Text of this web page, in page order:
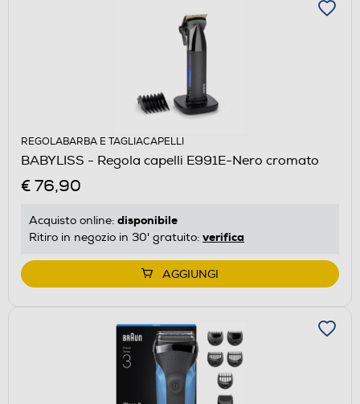
REGOLABARBA E TAGLIACAPELLI
BABYLISS - Regola capelli E991E-Nero cromato
€ 76,90
Acquisto online: disponibile
Ritiro in negozio in 30' gratuito: verifica
AGGIUNGI